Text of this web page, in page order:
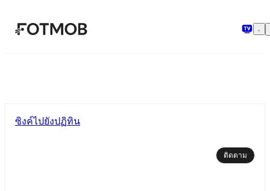
ข้ามไปยังเนื้อหาหลัก
ซิงค์ไปยังปฏิทิน
ติดตาม